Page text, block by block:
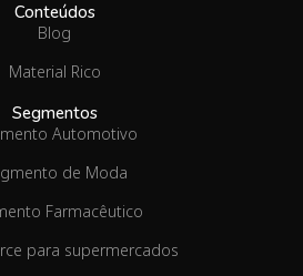
Conteúdos
Blog
Material Rico
Segmentos
Automotivo
de Moda
Farmacêutico
para supermercados